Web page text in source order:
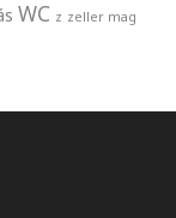
WC z zeller mag